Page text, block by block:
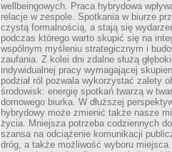
wellbeingowych. Praca hybrydowa
relacje w zespole. Spotkania w biurze
czystą formalnością, a stają się
podczas którego warto skupić się na
wspólnym myśleniu strategicznym i
zaufania. Z kolei dni zdalne służą
indywidualnej pracy wymagającej
podział ról pozwala wykorzystać zalety
środowisk: energię spotkań twarzą w
domowego biurka. W dłuższej
hybrydowy może zmienić także nasze
życia. Mniejsza potrzeba codziennych
szansa na odciążenie komunikacji
dróg, a także możliwość wyboru miejsca